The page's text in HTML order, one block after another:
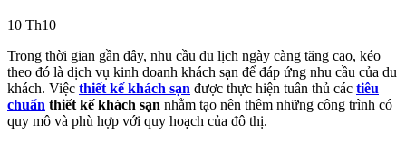
10 Th10
Trong thời gian gần đây, nhu cầu du lịch ngày càng tăng cao, kéo
theo đó là dịch vụ kinh doanh khách sạn để đáp ứng nhu cầu của du
khách. Việc thiết kế khách sạn được thực hiện tuân thủ các tiêu
chuẩn thiết kế khách sạn nhằm tạo nên thêm những công trình có
quy mô và phù hợp với quy hoạch của đô thị.